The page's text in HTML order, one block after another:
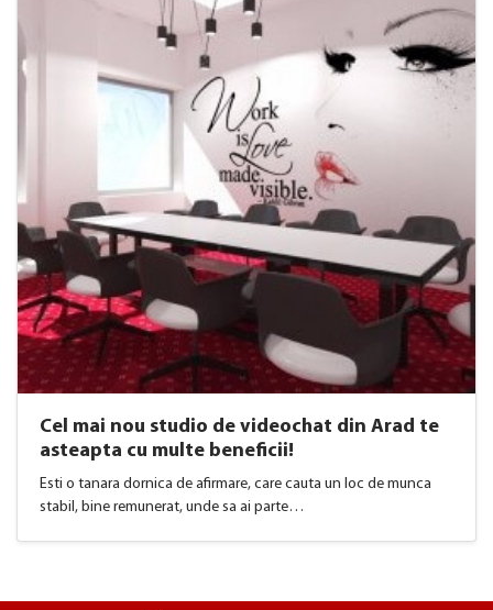
Cel mai nou studio de videochat din Arad te
asteapta cu multe beneficii!
Esti o tanara dornica de afirmare, care cauta un loc de munca
stabil, bine remunerat, unde sa ai parte…